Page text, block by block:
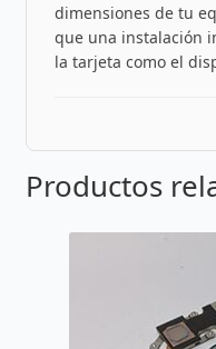
dimensiones de tu
que una instalación
la tarjeta como el
Productos